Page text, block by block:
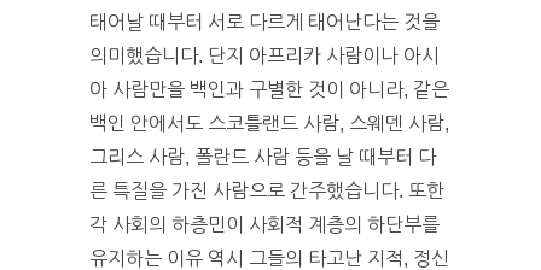
태어날 때부터 서로 다르게 태어난다는 것을
의미했습니다. 단지 아프리카 사람이나 아시
아 사람만을 백인과 구별한 것이 아니라, 같은
백인 안에서도 스코틀랜드 사람, 스웨덴 사람,
그리스 사람, 폴란드 사람 등을 날 때부터 다
른 특질을 가진 사람으로 간주했습니다. 또한
각 사회의 하층민이 사회적 계층의 하단부를
유지하는 이유 역시 그들의 타고난 지적, 정신